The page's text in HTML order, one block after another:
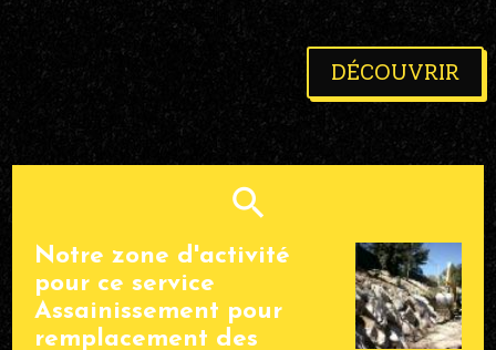
DÉCOUVRIR
Notre zone d'activité
pour ce service
Assainissement pour
remplacement des